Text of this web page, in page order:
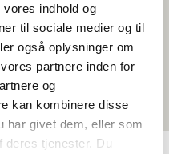
indhold og
til sociale medier og til
også oplysninger om
partnere inden for
og
kan kombinere disse
har givet dem, eller som
deres tjenester. Du
inte planera en
en kurs i nordisk historia
reda på vad Nordiska rådet
för vad temat eller